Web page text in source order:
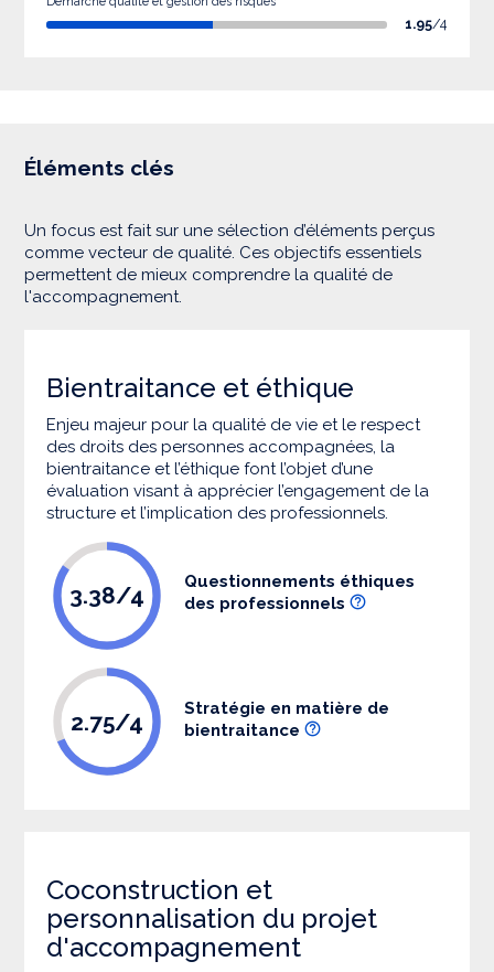
1.95/4
Éléments clés
Un focus est fait sur une sélection d’éléments perçus
comme vecteur de qualité. Ces objectifs essentiels
permettent de mieux comprendre la qualité de
l'accompagnement.
Bientraitance et éthique
Enjeu majeur pour la qualité de vie et le respect
des droits des personnes accompagnées, la
bientraitance et l’éthique font l’objet d’une
évaluation visant à apprécier l’engagement de la
structure et l’implication des professionnels.
3.38/4
Questionnements éthiques
des professionnels
2.75/4
Stratégie en matière de
bientraitance
Coconstruction et
personnalisation du projet
d'accompagnement